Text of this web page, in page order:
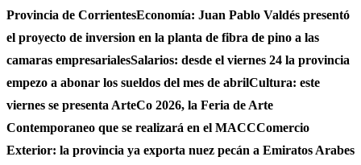
Provincia de CorrientesEconomía: Juan Pablo Valdés presentó
el proyecto de inversion en la planta de fibra de pino a las
camaras empresarialesSalarios: desde el viernes 24 la provincia
empezo a abonar los sueldos del mes de abrilCultura: este
viernes se presenta ArteCo 2026, la Feria de Arte
Contemporaneo que se realizará en el MACCComercio
Exterior: la provincia ya exporta nuez pecán a Emiratos Arabes